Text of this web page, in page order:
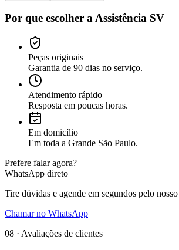
Por que escolher a Assistência SV
Peças originais
Garantia de 90 dias no serviço.
Atendimento rápido
Resposta em poucas horas.
Em domicílio
Em toda a Grande São Paulo.
Prefere falar agora?
WhatsApp direto
Tire dúvidas e agende em segundos pelo
Chamar no WhatsApp
08 · Avaliações de clientes